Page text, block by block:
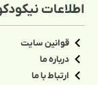
اطلاعات
قوانین سایت
درباره ما
ارتباط با ما